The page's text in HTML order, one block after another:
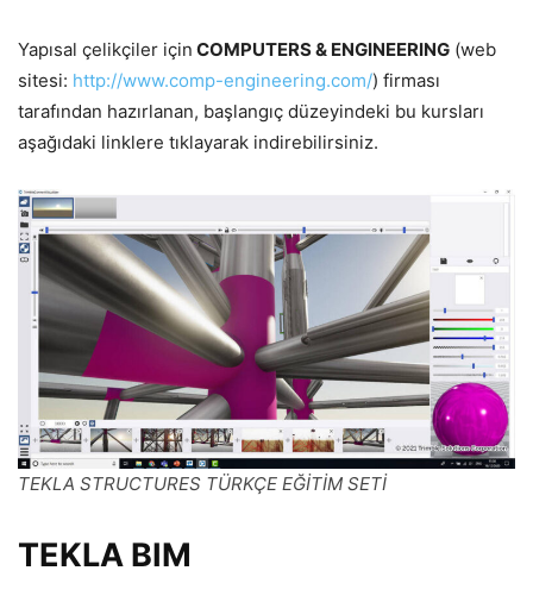
Yapısal çelikçiler için COMPUTERS & ENGINEERING (web
sitesi: http://www.comp-engineering.com/) firması
tarafından hazırlanan, başlangıç düzeyindeki bu kursları
aşağıdaki linklere tıklayarak indirebilirsiniz.
TEKLA STRUCTURES TÜRKÇE EĞİTİM SETİ
TEKLA BIM